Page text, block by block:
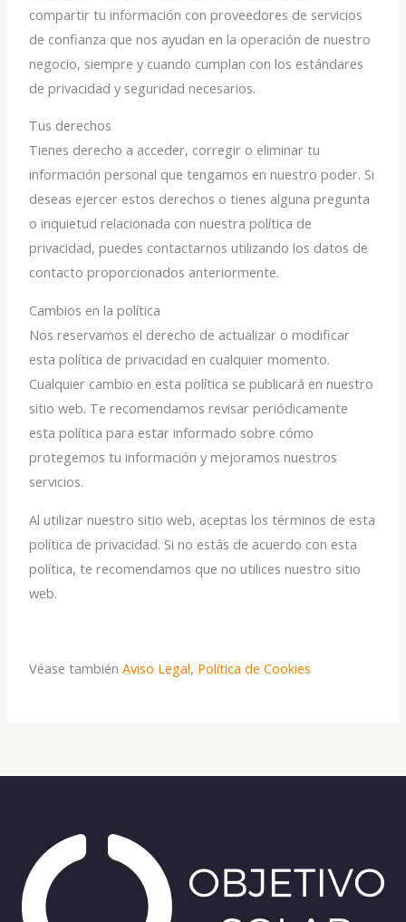
compartir tu información con proveedores de servicios
de confianza que nos ayudan en la operación de nuestro
negocio, siempre y cuando cumplan con los estándares
de privacidad y seguridad necesarios.
Tus derechos
Tienes derecho a acceder, corregir o eliminar tu
información personal que tengamos en nuestro poder. Si
deseas ejercer estos derechos o tienes alguna pregunta
o inquietud relacionada con nuestra política de
privacidad, puedes contactarnos utilizando los datos de
contacto proporcionados anteriormente.
Cambios en la política
Nos reservamos el derecho de actualizar o modificar
esta política de privacidad en cualquier momento.
Cualquier cambio en esta política se publicará en nuestro
sitio web. Te recomendamos revisar periódicamente
esta política para estar informado sobre cómo
protegemos tu información y mejoramos nuestros
servicios.
Al utilizar nuestro sitio web, aceptas los términos de esta
política de privacidad. Si no estás de acuerdo con esta
política, te recomendamos que no utilices nuestro sitio
web.
Véase tambiénAviso Legal, Política de Cookies